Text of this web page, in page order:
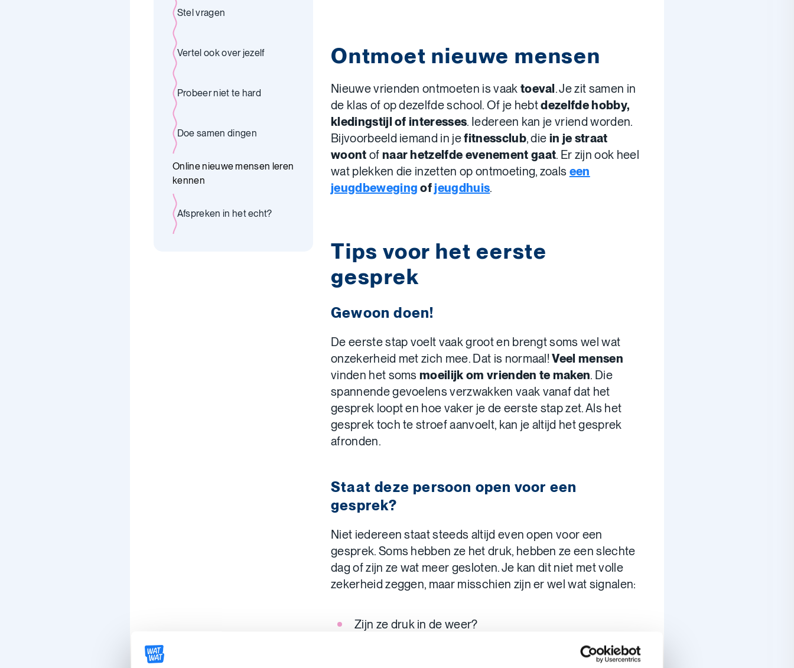
Stel vragen
Vertel ook over jezelf
Probeer niet te hard
Doe samen dingen
Online nieuwe mensen leren
kennen
Afspreken in het echt?
Ontmoet nieuwe mensen
Nieuwe vrienden ontmoeten is vaak toeval. Je zit samen in
de klas of op dezelfde school. Of je hebtdezelfde hobby,
kledingstijl of interesses. Iedereen kan je vriend worden.
Bijvoorbeeld iemand in jefitnessclub, die in je straat
woont of naar hetzelfde evenement gaat. Er zijn ook heel
wat plekken die inzetten op ontmoeting, zoals een
jeugdbeweging ofjeugdhuis.
Tips voor het eerste
gesprek
Gewoon doen!
De eerste stap voelt vaak groot en brengt soms wel wat
onzekerheid met zich mee. Dat is normaal!Veel mensen
vinden het somsmoeilijk om vrienden te maken. Die
spannende gevoelens verzwakken vaak vanaf dat het
gesprek loopt en hoe vaker je de eerste stap zet. Als het
gesprek toch te stroef aanvoelt, kan je altijd het gesprek
afronden.
Staat deze persoon open voor een
gesprek?
Niet iedereen staat steeds altijd even open voor een
gesprek. Soms hebben ze het druk, hebben ze een slechte
dag of zijn ze wat meer gesloten. Je kan dit niet met volle
zekerheid zeggen, maar misschien zijn er wel wat signalen:
Zijn ze druk in de weer?
Zijn ze aan het bellen of veel aan het sturen?